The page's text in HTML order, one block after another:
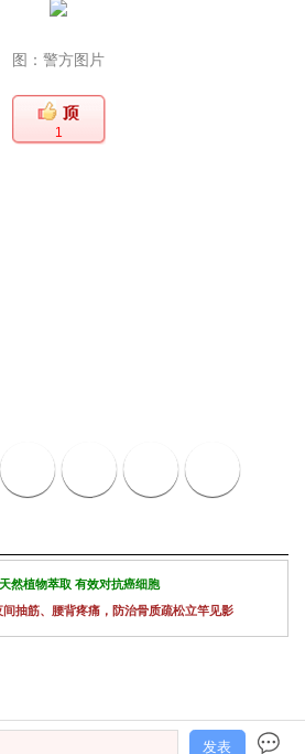
图：警方图片
1
然植物萃取 有效对抗癌细胞
抽筋、腰背疼痛，防治骨质疏松立竿见影
发表